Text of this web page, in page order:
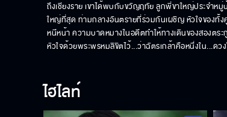
ถึงเชียงราย เขาได้พบกับขวัญฤทัย ลูกพี่ขาใหญ่ประจำห
ใหญ่ที่สุด ท่ามกลางอันตรายที่ร่วมกันเผชิญ หัวใจของทั้
หนีหน้า ความบาดหมางในอดีตทำให้ทางเดินของสองตร
หัวใจด้วยพระพรหมลิขิตไว้...ว่าฉัตรเกล้าคือหนึ่งใน...ดว
ไฮไลท์